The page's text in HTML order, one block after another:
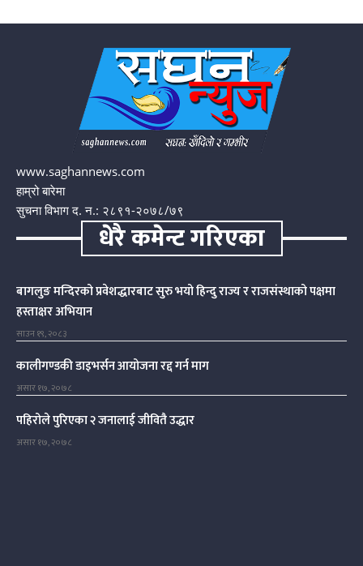
www.saghannews.com
हाम्रो बारेमा
सुचना विभाग द. न.: २८९१-२०७८/७९
धेरै कमेन्ट गरिएका
बागलुङ मन्दिरको प्रवेशद्धारबाट सुरु भयो हिन्दु राज्य र राजसंस्थाको पक्षमा
हस्ताक्षर अभियान
साउन १९, २०८३
कालीगण्डकी डाइभर्सन आयोजना रद्द गर्न माग
असार १७, २०७८
पहिरोले पुरिएका २ जनालाई जीवितै उद्धार
असार १७, २०७८